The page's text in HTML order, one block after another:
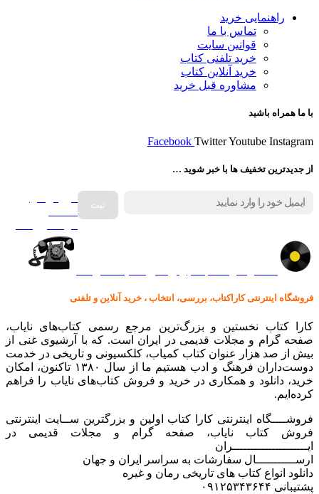
راهنمایی خرید
تماس با ما
قوانین سایت
خرید تلفنی کتاب
خرید آنلاین کتاب
مشاوره قبل خرید
با ما همراه باشید
Facebook TwitterYoutube Instagram
از جدیدترین تخفیف ها با خبر شوید …
فروش انواع
فروشگاه اینترنتی کاراکتاب، بررسی، انتخاب ، خرید آنلاین و تلفنی
کارا کتاب نخستین و بزرگ‌ترین مرجع رسمی کتاب‌های نایاب،
صفحه گرام و مجلات قدیمی در ایران است. که با آرشیوی غنی از
بیش از صد هزار عنوان کتاب کمیاب، کلکسیونی و تاریخی در خدمت
دوست‌داران فرهنگ و ادب هستیم ما از سال ۱۳۸۰ تاکنون، امکان
خرید، دانلود و همکاری در خرید و فروش کتاب‌های نایاب را فراهم
کرده‌ایم.
فروشــــگاه اینترنتی کارا کتاب اولین و بزرگترین ســایت اینترنتی
فروش کتاب نایاب، صفحه گرام و مجلات قدیمی در
ایـــــــــــــــــــــران
ارســـــــــــال سفارشات به سراسر ایران و جهان
دانلود انواع کتاب های تاریخی رمان و غیره
پشتیبانی ۰۹۱۲۵۳۴۳۶۴۴